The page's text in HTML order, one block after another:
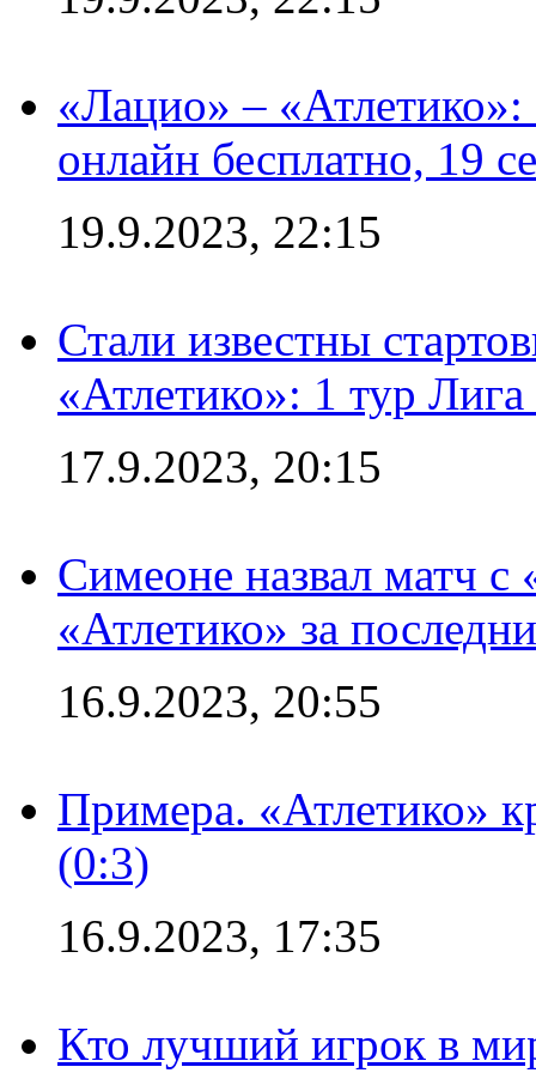
«Лацио» –
онлайн бесплатно, 19
19.9.2023, 22:15
Стали известны
«Атлетико»: 1 тур
17.9.2023, 20:15
Симеоне назвал матч
«Атлетико» за
16.9.2023, 20:55
Примера. «Атлетико»
(0:3)
16.9.2023, 17:35
Кто лучший игрок в